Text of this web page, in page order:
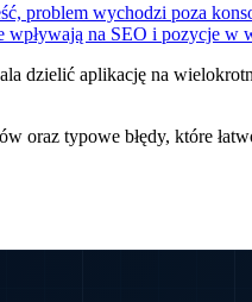
problem wychodzi poza
na SEO i pozycje w
dzielić aplikację na
oraz typowe błędy, które